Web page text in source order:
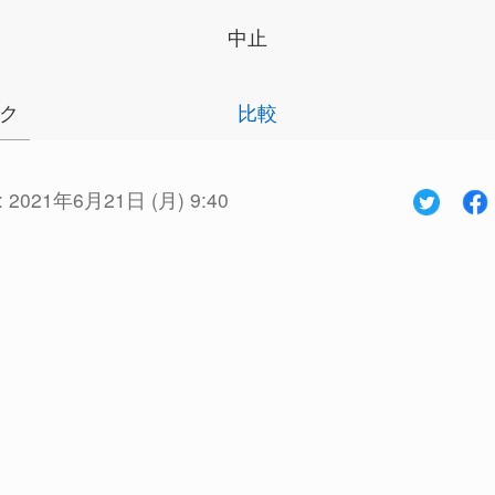
中止
比較
2021年6月21日 (月) 9:40